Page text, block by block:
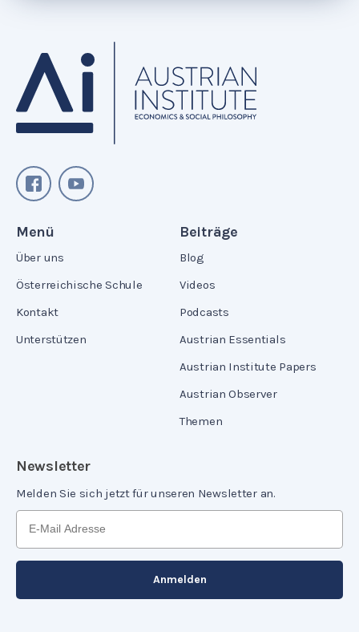
Menü
Über uns
Österreichische Schule
Kontakt
Unterstützen
Beiträge
Blog
Videos
Podcasts
Austrian Essentials
Austrian Institute Papers
Austrian Observer
Themen
Newsletter
Melden Sie sich jetzt für unseren Newsletter an.